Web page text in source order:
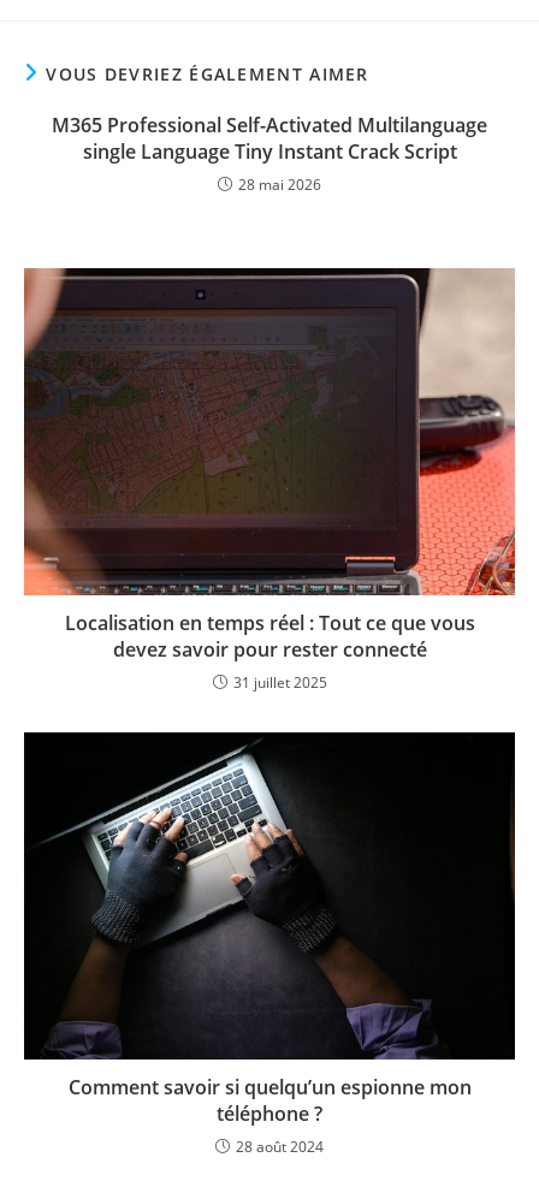
VOUS DEVRIEZ ÉGALEMENT AIMER
M365 Professional Self-Activated Multilanguage
single Language Tiny Instant Crack Script
28 mai 2026
Localisation en temps réel : Tout ce que vous
devez savoir pour rester connecté
31 juillet 2025
Comment savoir si quelqu’un espionne mon
téléphone ?
28 août 2024